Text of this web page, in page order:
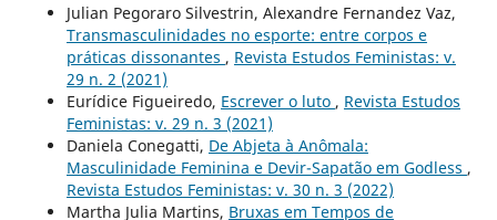
Julian Pegoraro Silvestrin, Alexandre Fernandez Vaz,
Transmasculinidades no esporte: entre corpos e
práticas dissonantes , Revista Estudos Feministas: v.
29 n. 2 (2021)
Eurídice Figueiredo, Escrever o luto , Revista Estudos
Feministas: v. 29 n. 3 (2021)
Daniela Conegatti, De Abjeta à Anômala:
Masculinidade Feminina e Devir-Sapatão em Godless ,
Revista Estudos Feministas: v. 30 n. 3 (2022)
Martha Julia Martins, Bruxas em Tempos de